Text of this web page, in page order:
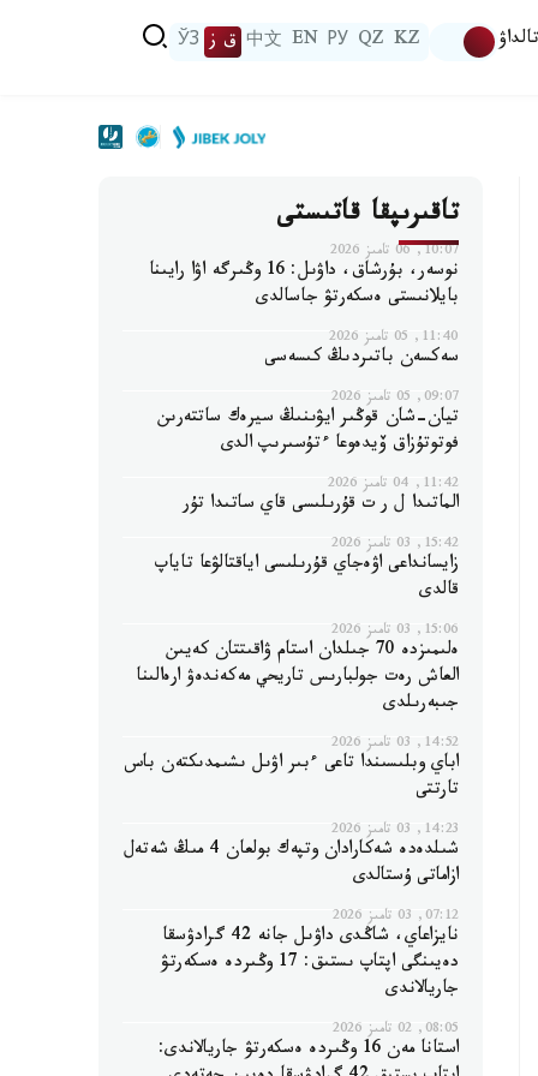
تالداۋ KZ
QZ
РУ
EN
中文 ق ز ЎЗ
تاقىرىپقا قاتىستى
10:07, 06 تامىز 2026
نوسەر، بۇرشاق، داۋىل: 16 وڭىرگە اۋا رايىنا
بايلانىستى ەسكەرتۋ جاسالدى
11:40, 05 تامىز 2026
سەكسەن باتىردىڭ كىسەسى
09:07, 05 تامىز 2026
تيان-شان قوڭىر ايۋىنىڭ سيرەك ساتتەرىن
فوتوتۇزاق ۆيدەوعا ءتۇسىرىپ الدى
11:42, 04 تامىز 2026
الماتىدا ل ر ت قۇرىلىسى قاي ساتىدا تۇر
15:42, 03 تامىز 2026
زايسانداعى اۋەجاي قۇرىلىسى اياقتالۋعا تاياپ
قالدى
15:06, 03 تامىز 2026
ەلىمىزدە 70 جىلدان استام ۋاقىتتان كەيىن
العاش رەت جولبارىس تاريحي مەكەندەۋ ارەالىنا
جىبەرىلدى
14:52, 03 تامىز 2026
اباي وبلىسىندا تاعى ءبىر اۋىل ىشىمدىكتەن باس
تارتتى
14:23, 03 تامىز 2026
شىلدەدە شەكارادان وتپەك بولعان 4 مىڭ شەتەل
ازاماتى ۇستالدى
07:12, 03 تامىز 2026
نايزاعاي، شاڭدى داۋىل جانە 42 گرادۋسقا
دەيىنگى اپتاپ ىستىق: 17 وڭىردە ەسكەرتۋ
جاريالاندى
08:05, 02 تامىز 2026
استانا مەن 16 وڭىردە ەسكەرتۋ جاريالاندى: